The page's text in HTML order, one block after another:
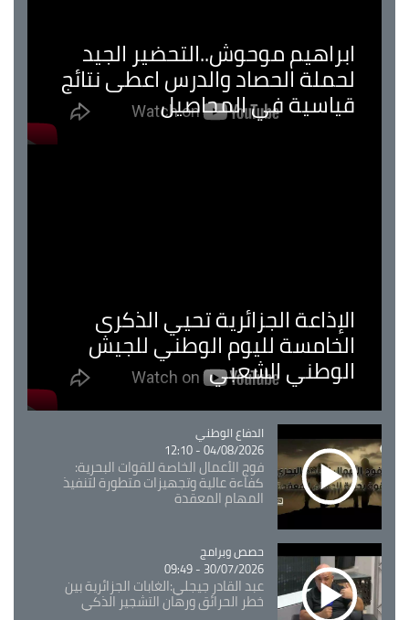
ابراهيم موحوش..التحضير الجيد
لحملة الحصاد والدرس اعطى نتائج
قياسية في المحاصيل
الإذاعة الجزائرية تحيي الذكرى
الخامسة لليوم الوطني للجيش
الوطني الشعبي
Catégorie
الدفاع الوطني
04/08/2026 - 12:10
فوج الأعمال الخاصة للقوات البحرية:
كفاءة عالية وتجهيزات متطورة لتنفيذ
المهام المعقدة
Catégorie
حصص وبرامج
30/07/2026 - 09:49
عبد القادر جيجلي:الغابات الجزائرية بين
خطر الحرائق ورهان التشجير الذكي